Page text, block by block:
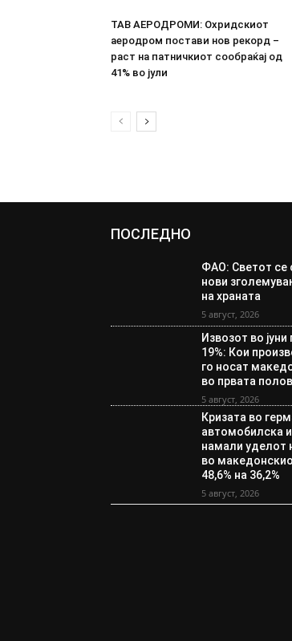
ТАВ АЕРОДРОМИ: Охридскиот
аеродром постави нов рекорд –
раст на патничкиот сообраќај од
41% во јули
ПОСЛЕДНО
ФАО: Светот се
нови
на храната
5 август, 2026
Извозот во јуни
19%: Кои
го носат
во првата
5 август, 2026
Кризата во
автомобилска
намали уделот
во
48,6% на 36,2%
5 август, 2026